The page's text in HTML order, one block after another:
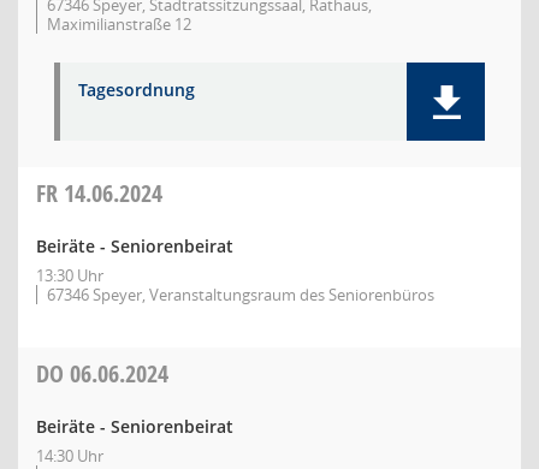
67346 Speyer, Stadtratssitzungssaal, Rathaus,
Maximilianstraße 12
Tagesordnung
FR 14.06.2024
Beiräte - Seniorenbeirat
13:30 Uhr
67346 Speyer, Veranstaltungsraum des Seniorenbüros
DO 06.06.2024
Beiräte - Seniorenbeirat
14:30 Uhr